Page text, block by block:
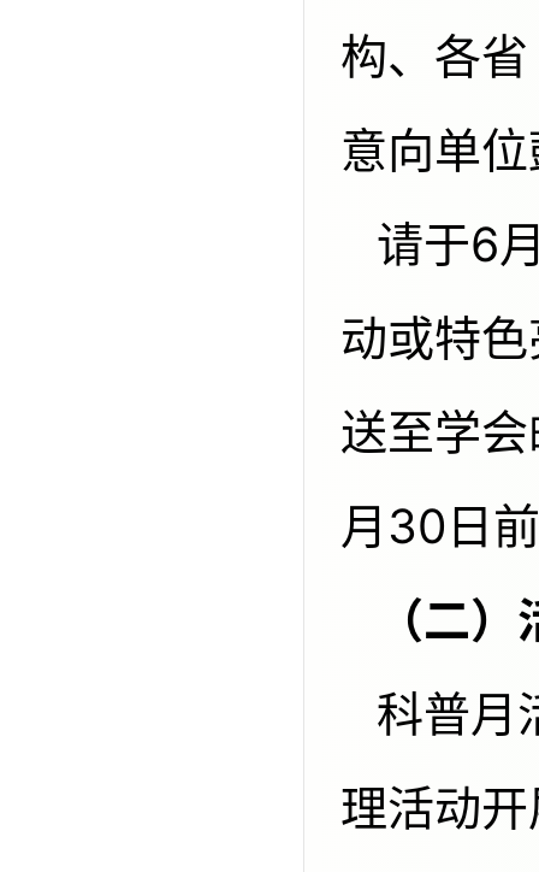
构、各
意向单
请于6月29日前，将拟开展的重点活
动或特
送至学
月30日
科普月活动结束后，请各单位全面梳
理活动